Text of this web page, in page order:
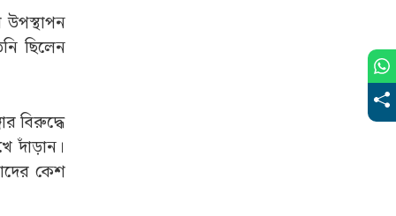
ছিলেন
বিরুদ্ধে
দাঁড়ান।
কেশ